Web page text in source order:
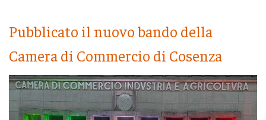
Pubblicato il nuovo bando della
Camera di Commercio di Cosenza